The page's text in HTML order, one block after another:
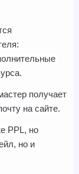
получает
на сайте.
PPL, но
но и